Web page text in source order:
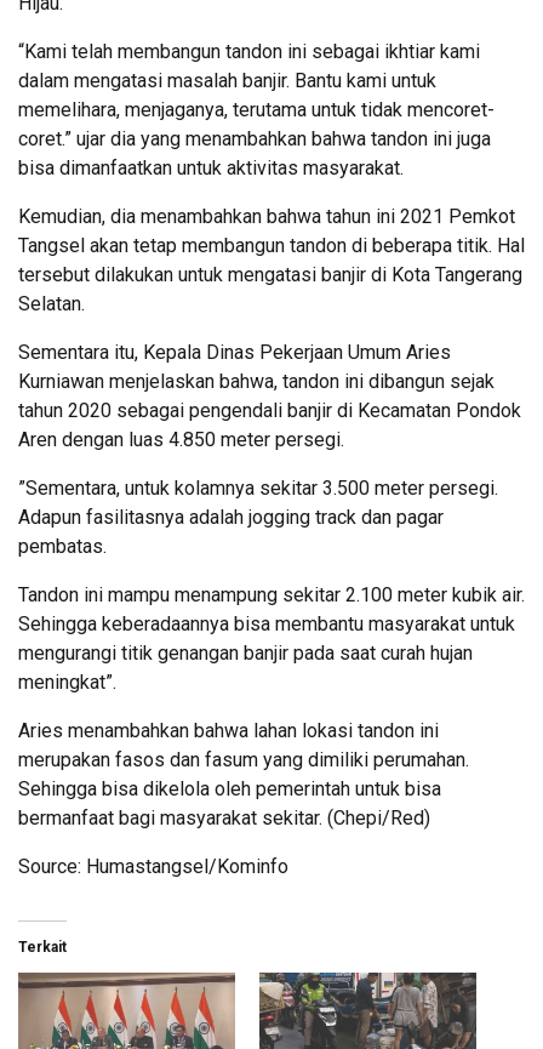
“Kami telah membangun tandon ini sebagai ikhtiar kami
dalam mengatasi masalah banjir. Bantu kami untuk
memelihara, menjaganya, terutama untuk tidak mencoret-
coret.” ujar dia yang menambahkan bahwa tandon ini juga
bisa dimanfaatkan untuk aktivitas masyarakat.
Kemudian, dia menambahkan bahwa tahun ini 2021 Pemkot
Tangsel akan tetap membangun tandon di beberapa titik. Hal
tersebut dilakukan untuk mengatasi banjir di Kota Tangerang
Selatan.
Sementara itu, Kepala Dinas Pekerjaan Umum Aries
Kurniawan menjelaskan bahwa, tandon ini dibangun sejak
tahun 2020 sebagai pengendali banjir di Kecamatan Pondok
Aren dengan luas 4.850 meter persegi.
”Sementara, untuk kolamnya sekitar 3.500 meter persegi.
Adapun fasilitasnya adalah jogging track dan pagar
pembatas.
Tandon ini mampu menampung sekitar 2.100 meter kubik air.
Sehingga keberadaannya bisa membantu masyarakat untuk
mengurangi titik genangan banjir pada saat curah hujan
meningkat”.
Aries menambahkan bahwa lahan lokasi tandon ini
merupakan fasos dan fasum yang dimiliki perumahan.
Sehingga bisa dikelola oleh pemerintah untuk bisa
bermanfaat bagi masyarakat sekitar. (Chepi/Red)
Source: Humastangsel/Kominfo
Terkait